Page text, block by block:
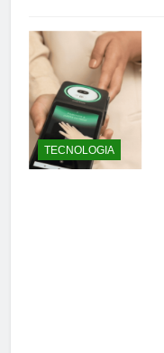
TECNOLOGIA